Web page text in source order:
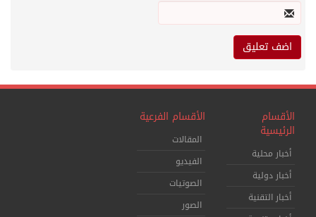
الأقسام
الرئيسية
أخبار محلية
أخبار دولية
أخبار التقنية
الأقسام الفرعية
المقالات
الفيديو
الصوتيات
الصور